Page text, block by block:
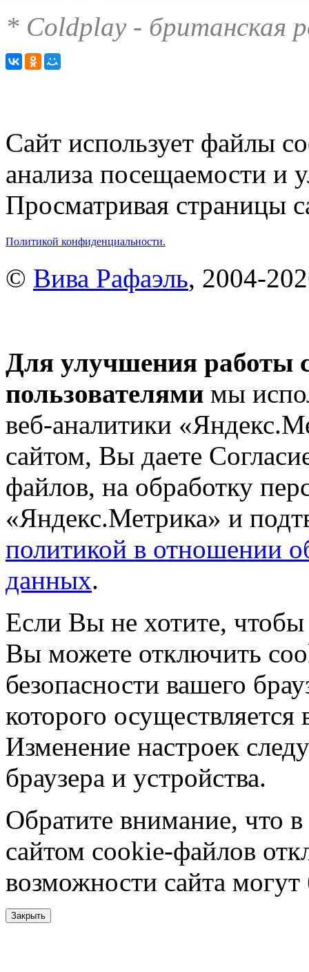
* Coldplay - британская
Сайт использует файлы
анализа посещаемости и
Просматривая страницы
Политикой конфиденциальности.
© Вива Рафаэль, 2004-
Для улучшения работы
пользователями мы
веб-аналитики
сайтом, Вы даете
файлов, на обработку
«Яндекс.Метрика» и
политикой в отношении
данных.
Если Вы не хотите,
Вы можете отключить
безопасности вашего
которого
Изменение настроек
браузера и устройства.
Обратите внимание, что в
сайтом cookie-файлов
возможности сайта
Закрыть